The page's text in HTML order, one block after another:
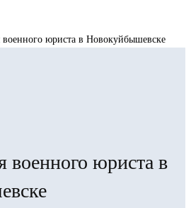
военного юриста в Новокуйбышевске
военного юриста в